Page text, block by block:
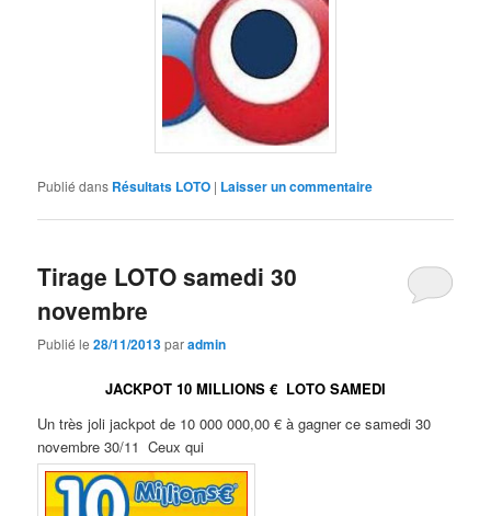
Publié dans Résultats LOTO | Laisser un commentaire
Tirage LOTO samedi 30
novembre
Publié le28/11/2013paradmin
JACKPOT 10 MILLIONS € LOTO SAMEDI
Un très joli jackpot de 10 000 000,00 € à gagner ce samedi 30
novembre 30/11 Ceux qui